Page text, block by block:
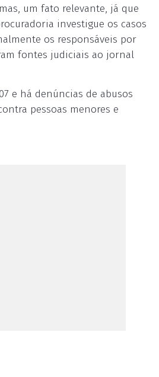
um fato relevante, já que
investigue os casos
os responsáveis por
fontes judiciais ao jornal
e há denúncias de abusos
pessoas menores e